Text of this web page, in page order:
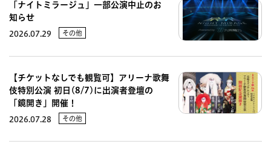
「ナイトミラージュ」一部公演中止のお
知らせ
2026.07.29 その他
【チケットなしでも観覧可】アリーナ歌舞
伎特別公演 初日(8/7)に出演者登壇の
「鏡開き」開催！
2026.07.28 その他